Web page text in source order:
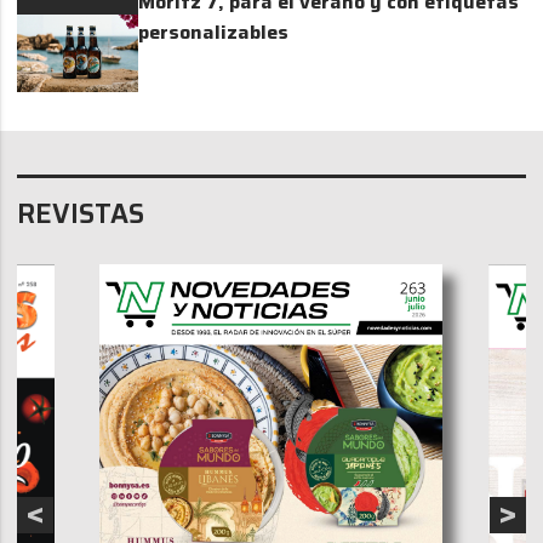
personalizables
REVISTAS